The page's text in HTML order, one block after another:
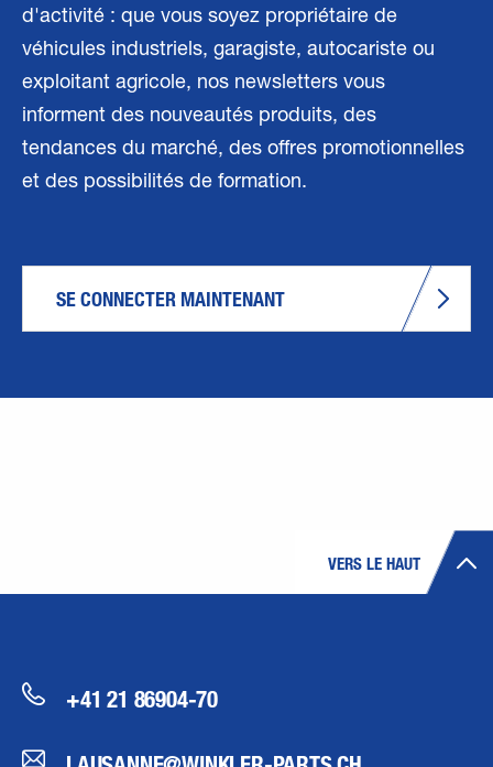
d'activité : que vous soyez propriétaire de
véhicules industriels, garagiste, autocariste ou
exploitant agricole, nos newsletters vous
informent des nouveautés produits, des
tendances du marché, des offres promotionnelles
et des possibilités de formation.
SE CONNECTER MAINTENANT
VERS LE HAUT
+41 21 86904-70